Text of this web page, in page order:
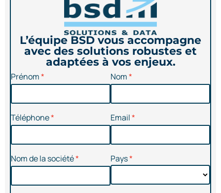
L’équipe BSD vous accompagne
avec des solutions robustes et
adaptées à vos enjeux.
Prénom Nom
Téléphone Email
Nom de la société Pays